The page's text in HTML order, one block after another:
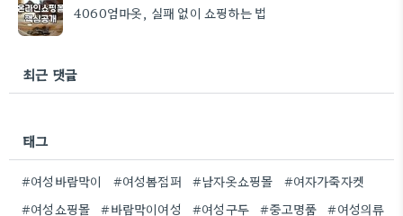
4060엄마옷, 실패 없이 쇼핑하는 법
최근 댓글
태그
#여성바람막이 #여성봄점퍼 #남자옷쇼핑몰
#여자가죽자켓
#여성쇼핑몰
#바람막이여성 #여성구두 #중고명품 #여성의류